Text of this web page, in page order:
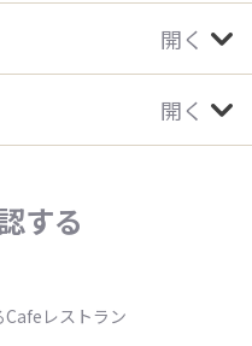
開く
開く
する
レストラン